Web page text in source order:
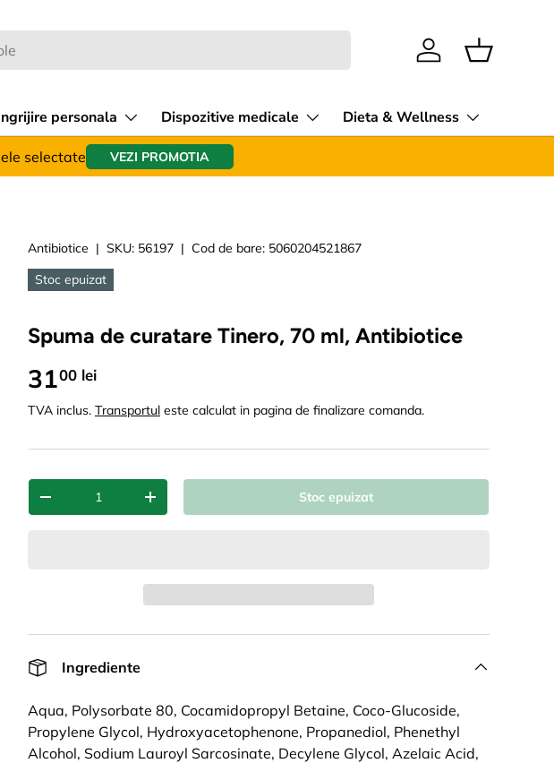
Intra in cont
Cos
personala Dispozitive medicale Dieta & Wellness
selectate VEZI PROMOTIA
Antibiotice | SKU: 56197 | Cod de bare: 5060204521867
Stoc epuizat
Spuma de curatare Tinero, 70 ml, Antibiotice
3100 lei
TVA inclus. Transportul este calculat in pagina de finalizare comanda.
Cant.
-
+ Stoc epuizat
Ingrediente
Aqua, Polysorbate 80, Cocamidopropyl Betaine, Coco-Glucoside,
Propylene Glycol, Hydroxyacetophenone, Propanediol, Phenethyl
Alcohol, Sodium Lauroyl Sarcosinate, Decylene Glycol, Azelaic Acid,